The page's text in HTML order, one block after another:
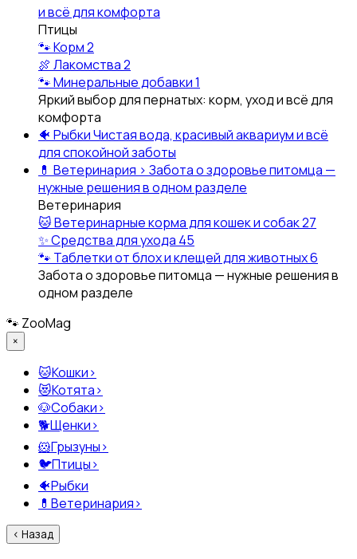
и всё для комфорта
Птицы
🐾Корм2
🍖 Лакомства2
🐾Минеральные добавки1
Яркий выбор для пернатых: корм, уход и всё для
комфорта
🐠 РыбкиЧистая вода, красивый аквариум и всё
для спокойной заботы
💊 Ветеринария › Забота о здоровье питомца —
нужные решения в одном разделе
Ветеринария
🐱Ветеринарные корма для кошек и собак27
✨Средства для ухода 45
🐾 Таблетки от блох и клещей для животных6
Забота о здоровье питомца — нужные решения в
одном разделе
🐾 ZooMag
×
🐱Кошки›
😻Котята›
🐶Собаки›
🐕Щенки›
🐹Грызуны›
🐦Птицы›
🐠Рыбки
💊 Ветеринария›
‹ Назад